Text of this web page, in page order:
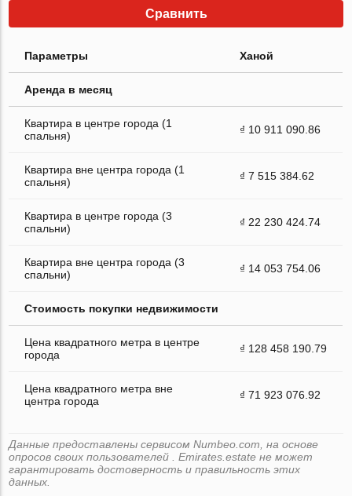
Сравнить
Параметры Ханой
Аренда в месяц
Квартира в центре города (1
спальня)
₫ 10 911 090.86
Квартира вне центра города (1
спальня)
₫ 7 515 384.62
Квартира в центре города (3
спальни)
₫ 22 230 424.74
Квартира вне центра города (3
спальни)
₫ 14 053 754.06
Стоимость покупки недвижимости
Цена квадратного метра в центре
города
₫ 128 458 190.79
Цена квадратного метра вне
центра города
₫ 71 923 076.92
Данные предоставлены сервисом Numbeo.com, на основе
опросов своих пользователей . Emirates.estate не может
гарантировать достоверность и правильность этих
данных.